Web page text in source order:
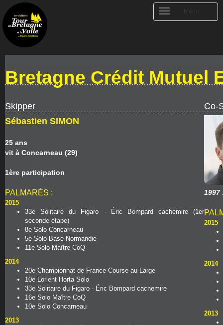
Toggle
navigation
Bretagne Crédit Mutuel
Skipper
Sébastien SIMON
25 ans
vit à Concarneau (29)
1ère participation
PALMARÈS :
2015
33e Solitaire du Figaro - Éric Bompard cachemire (1er
seconde étape)
8e Solo Concarneau
5e Solo Base Normandie
11e Solo Maître CoQ
2014
20e Championnat de France Course au Large
10e Lorient Horta Solo
33e Solitaire du Figaro - Éric Bompard cachemire
16e Solo Maître CoQ
10e Solo Concarneau
2013
Co-
1997
2015
2014
2013